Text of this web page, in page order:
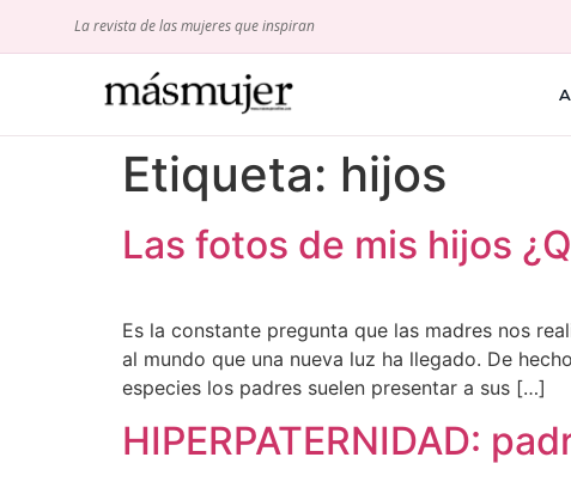
La revista de las mujeres que inspiran
Etiqueta: hijos
Las fotos de mis hijos
Es la constante pregunta que las madres nos
al mundo que una nueva luz ha llegado. De
especies los padres suelen presentar a sus […]
HIPERPATERNIDAD: